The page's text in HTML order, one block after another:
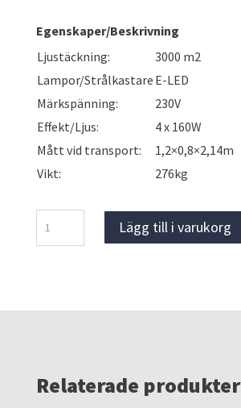
Egenskaper/Beskrivning
Ljustäckning:
3000 m2
Lampor/Strålkastare E-LED
Märkspänning:
230V
Effekt/Ljus:
4 x 160W
Mått vid transport:
1,2×0,8×2,14m
Vikt:
276kg
BelysningsmastLägg till i varukorg
Relaterade produkter